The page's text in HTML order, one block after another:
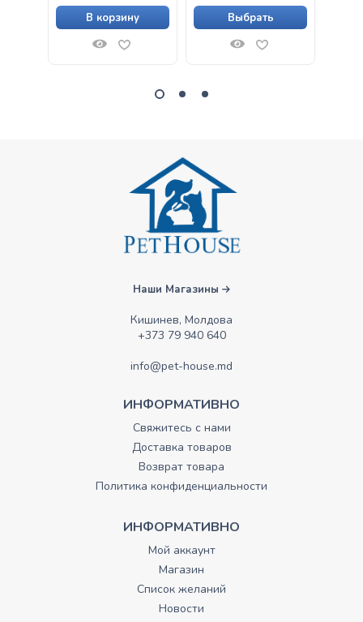
В корзину Выбрать
Наши Магазины
Кишинев, Молдова
+373 79 940 640
info@pet-house.md
ИНФОРМАТИВНО
Свяжитесь с нами
Доставка товаров
Возврат товара
Политика конфиденциальности
ИНФОРМАТИВНО
Мой аккаунт
Магазин
Список желаний
Новости